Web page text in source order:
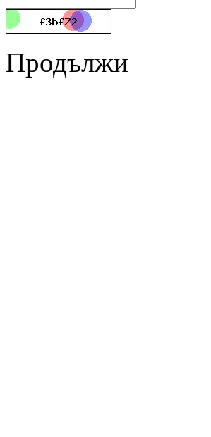
Продължи